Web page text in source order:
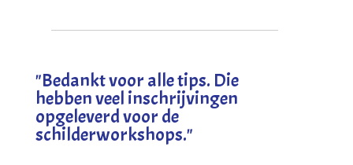
"Bedankt voor alle tips. Die
hebben veel inschrijvingen
opgeleverd voor de
schilderworkshops."